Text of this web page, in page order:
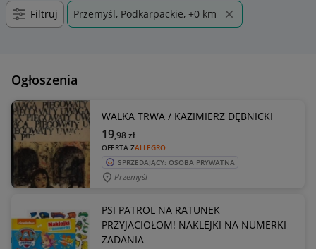
Filtruj Przemyśl, Podkarpackie, +0 km
Ogłoszenia
WALKA TRWA / KAZIMIERZ DĘBNICKI
OFERTA ZALLEGRO
19,98zł
SPRZEDAJĄCY: OSOBA PRYWATNA
Przemyśl
PSI PATROL NA RATUNEK
PRZYJACIOŁOM! NAKLEJKI NA NUMERKI
ZADANIA